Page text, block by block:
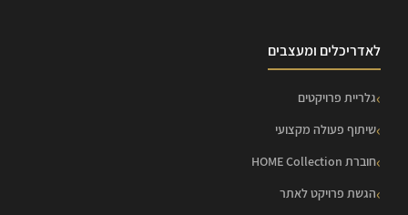
לאדריכלים ומעצבים
גלריית פרויקטים
שיתוף פעולה מקצועי
חוברת HOME Collection
הגשת פרויקט לאתר